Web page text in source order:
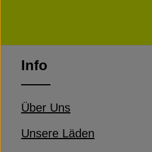
Info
Über Uns
Unsere Läden